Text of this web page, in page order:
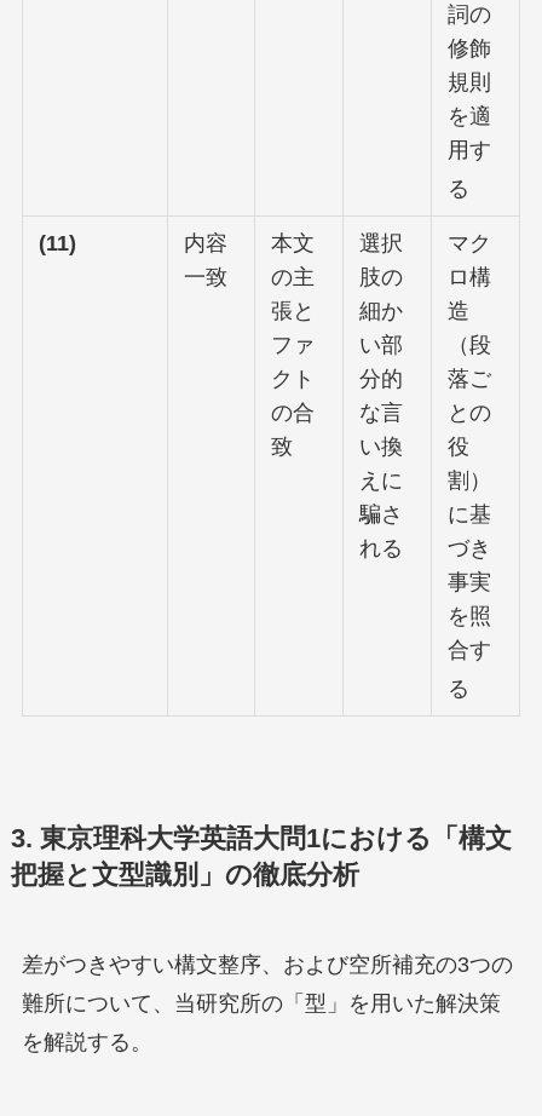
詞の
修飾
規則
を適
用す
る
(11)
内容
一致
本文
の主
張と
ファ
クト
の合
致
選択
肢の
細か
い部
分的
な言
い換
えに
騙さ
れる
マク
ロ構
造
（段
落ご
との
役
割）
に基
づき
事実
を照
合す
る
3. 東京理科大学英語大問1における「構文
把握と文型識別」の徹底分析
差がつきやすい構文整序、および空所補充の3つの
難所について、当研究所の「型」を用いた解決策
を解説する。